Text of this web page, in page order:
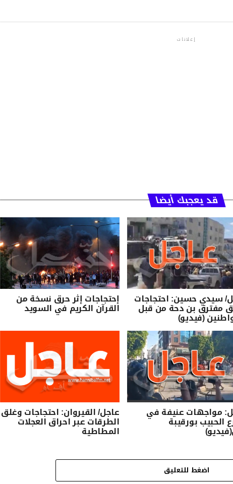
إعلانات
قد يعجبك أيضا
سيدي حسين: احتجاجات
مفترق بن دحة من قبل
(فيديو)
إحتجاجات إثر حرق نسخة من
القرآن الكريم في السويد
مواجهات عنيفة في
الحبيب بورقيبة
عاجل/ القيروان: احتجاجات وغلق
الطرقات عبر احراق العجلات
المطاطية
اضغط للتعليق